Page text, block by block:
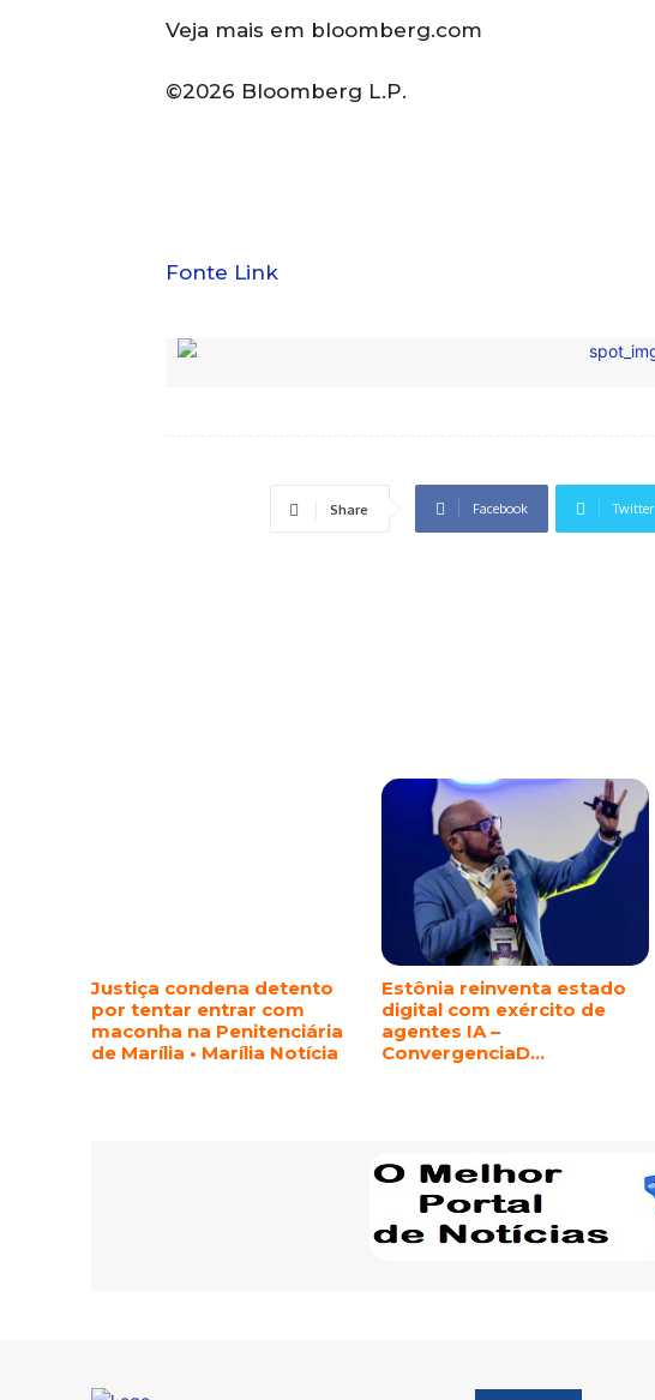
Veja mais em bloomberg.com
©2026 Bloomberg L.P.
Fonte Link
Share Facebook Twitter
Justiça condena detento
por tentar entrar com
maconha na Penitenciária
de Marília • Marília Notícia
Estônia reinventa estado
digital com exército de
agentes IA –
ConvergenciaD…